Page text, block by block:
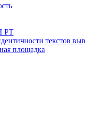
РТ
текстов
площадка